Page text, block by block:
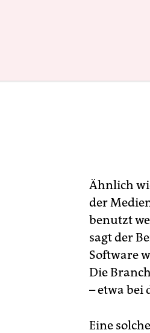
Ähnlich
der
benutzt
sagt der
Software
Die
– etwa bei
Eine